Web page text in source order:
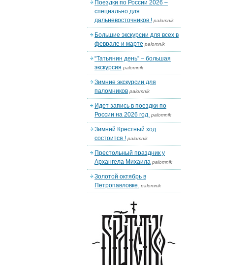
Поездки по России 2026 –
специально для
дальневосточников ! palomnik
Большие экскурсии для всех в
феврале и марте palomnik
“Татьянин день” – большая
экскурсия palomnik
Зимние экскурсии для
паломников palomnik
Идет запись в поездки по
России на 2026 год. palomnik
Зимний Крестный ход
состоится ! palomnik
Престольный праздник у
Архангела Михаила palomnik
Золотой октябрь в
Петропавловке. palomnik